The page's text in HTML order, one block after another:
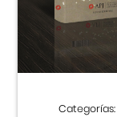
Categorías: